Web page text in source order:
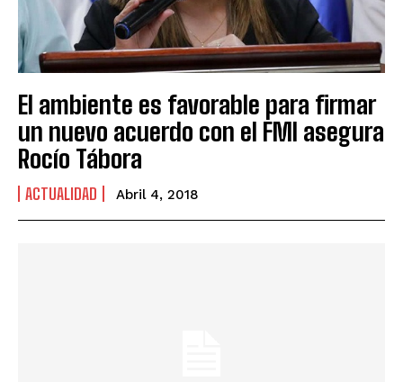
El ambiente es favorable para firmar
un nuevo acuerdo con el FMI asegura
Rocío Tábora
ACTUALIDAD Abril 4, 2018